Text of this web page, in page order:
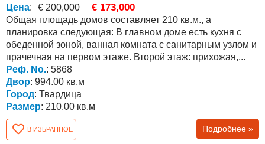
Цена: € 200,000 € 173,000
Общая площадь домов составляет 210 кв.м., а
планировка следующая: В главном доме есть кухня с
обеденной зоной, ванная комната с санитарным узлом и
прачечная на первом этаже. Второй этаж: прихожая,...
Реф. No.: 5868
Двор: 994.00 кв.м
Город: Твардица
Размер: 210.00 кв.м
В ИЗБРАННОЕ Подробнее »